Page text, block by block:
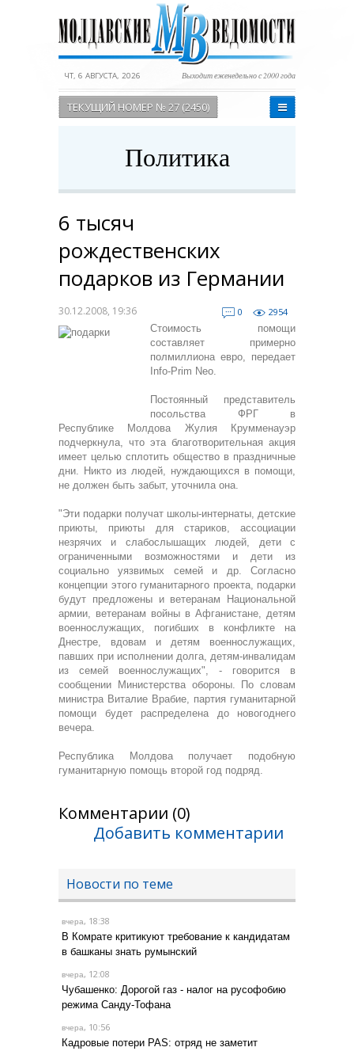
ЧТ, 6 АВГУСТА, 2026 Выходит еженедельно с 2000 года
ТЕКУЩИЙ НОМЕР № 27 (2450)
Политика
6 тысяч
рождественских
подарков из Германии
30.12.2008, 19:36 0
2954
Стоимость помощи
составляет примерно
полмиллиона евро, передает
Info-Prim Neo.
Постоянный представитель
посольства ФРГ в
Республике Молдова Жулия Крумменауэр
подчеркнула, что эта благотворительная акция
имеет целью сплотить общество в праздничные
дни. Никто из людей, нуждающихся в помощи,
не должен быть забыт, уточнила она.
"Эти подарки получат школы-интернаты, детские
приюты, приюты для стариков, ассоциации
незрячих и слабослышащих людей, дети с
ограниченными возможностями и дети из
социально уязвимых семей и др. Согласно
концепции этого гуманитарного проекта, подарки
будут предложены и ветеранам Национальной
армии, ветеранам войны в Афганистане, детям
военнослужащих, погибших в конфликте на
Днестре, вдовам и детям военнослужащих,
павших при исполнении долга, детям-инвалидам
из семей военнослужащих", - говорится в
сообщении Министерства обороны. По словам
министра Виталие Врабие, партия гуманитарной
помощи будет распределена до новогоднего
вечера.
Республика Молдова получает подобную
гуманитарную помощь второй год подряд.
Комментарии (0)
Добавить комментарии
Новости по теме
вчера, 18:38
В Комрате критикуют требование к кандидатам
в башканы знать румынский
вчера, 12:08
Чубашенко: Дорогой газ - налог на русофобию
режима Санду-Тофана
вчера, 10:56
Кадровые потери PAS: отряд не заметит